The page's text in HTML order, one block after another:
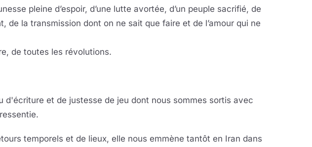
pleine d’espoir, d’une lutte avortée, d’un peuple sacrifié, de
de la transmission dont on ne sait que faire et de l’amour qui ne
de toutes les révolutions.
d'écriture et de justesse de jeu dont nous sommes sortis avec
temporels et de lieux, elle nous emmène tantôt en Iran dans